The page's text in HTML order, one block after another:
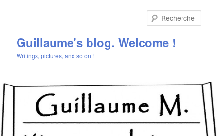
Guillaume's blog. Welcome !
Writings, pictures, and so on !